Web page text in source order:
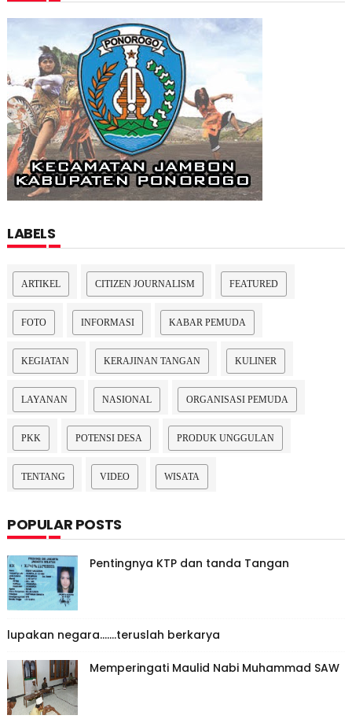
LABELS
ARTIKEL CITIZEN JOURNALISM FEATURED
FOTO INFORMASI KABAR PEMUDA
KEGIATAN KERAJINAN TANGAN KULINER
LAYANAN NASIONAL ORGANISASI PEMUDA
PKK POTENSI DESA PRODUK UNGGULAN
TENTANG VIDEO WISATA
POPULAR POSTS
Pentingnya KTP dan tanda Tangan
lupakan negara.......teruslah berkarya
Memperingati Maulid Nabi Muhammad SAW